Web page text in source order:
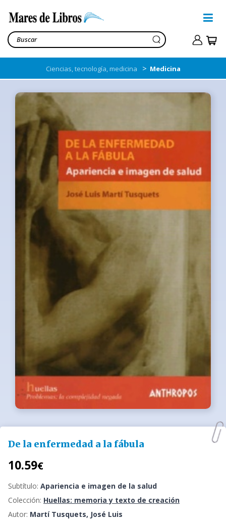
Ciencias, tecnología, medicina > Medicina
De la enfermedad a la fábula
10.59€
Subtítulo: Apariencia e imagen de la salud
Colección: Huellas: memoria y texto de creación
Autor: Martí Tusquets, José Luis